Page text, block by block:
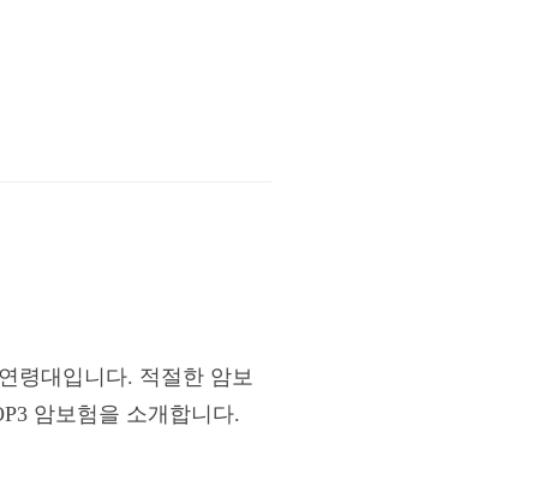
령대입니다. 적절한 암보
암보험을 소개합니다.